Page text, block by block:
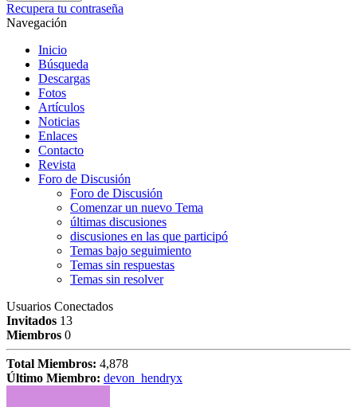
Recupera tu contraseña
Navegación
Inicio
Búsqueda
Descargas
Fotos
Artículos
Noticias
Enlaces
Contacto
Revista
Foro de Discusión
Foro de Discusión
Comenzar un nuevo Tema
últimas discusiones
discusiones en las que participó
Temas bajo seguimiento
Temas sin respuestas
Temas sin resolver
Usuarios Conectados
Invitados 13
Miembros 0
Total Miembros: 4,878
Último Miembro: devon_hendryx